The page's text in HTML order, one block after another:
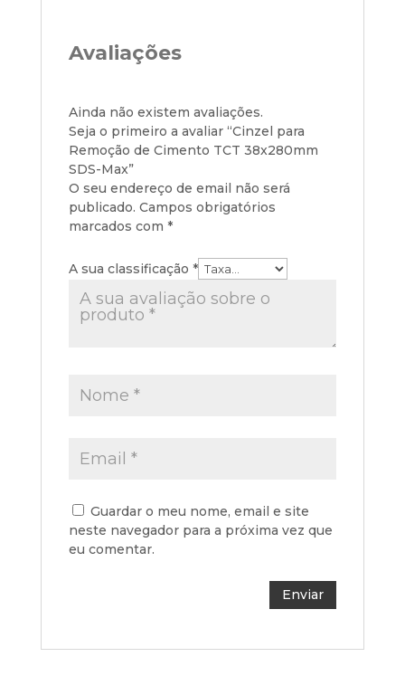
Avaliações
Ainda não existem avaliações.
Seja o primeiro a avaliar “Cinzel para
Remoção de Cimento TCT 38x280mm
SDS-Max”
O seu endereço de email não será
publicado. Campos obrigatórios
marcados com *
A sua classificação *
Guardar o meu nome, email e site
neste navegador para a próxima vez que
eu comentar.